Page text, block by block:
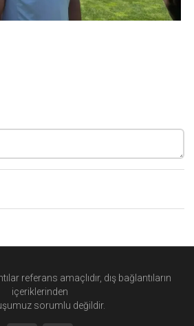
referans amaçlıdır, dış bağlantıların
içeriklerinden
sorumlu değildir.